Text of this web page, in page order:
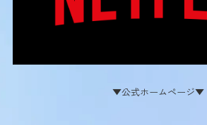
▼公式ホームページ▼